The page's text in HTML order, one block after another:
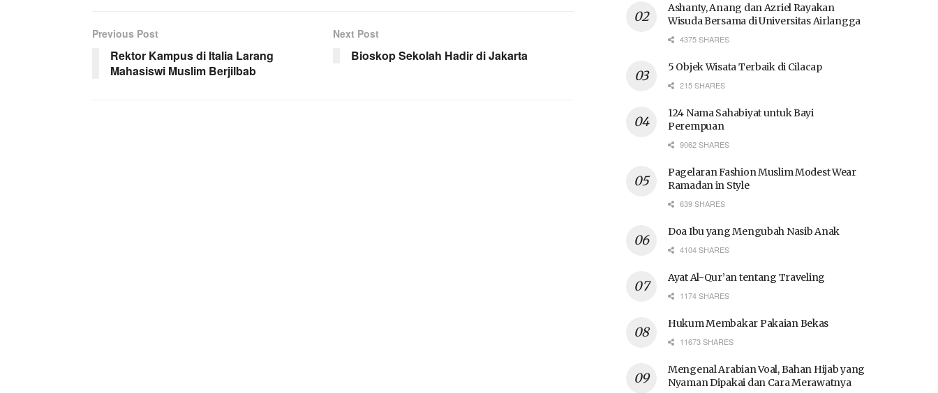
Previous Post
Rektor Kampus di Italia Larang
Mahasiswi Muslim Berjilbab
Next Post
Bioskop Sekolah Hadir di Jakarta
Ashanty, Anang dan Azriel Rayakan
Wisuda Bersama di Universitas Airlangga
4375 SHARES
5 Objek Wisata Terbaik di Cilacap
215 SHARES
124 Nama Sahabiyat untuk Bayi
Perempuan
9062 SHARES
Pagelaran Fashion Muslim Modest Wear
Ramadan in Style
639 SHARES
Doa Ibu yang Mengubah Nasib Anak
4104 SHARES
Ayat Al-Qur’an tentang Traveling
1174 SHARES
Hukum Membakar Pakaian Bekas
11673 SHARES
Mengenal Arabian Voal, Bahan Hijab yang
Nyaman Dipakai dan Cara Merawatnya